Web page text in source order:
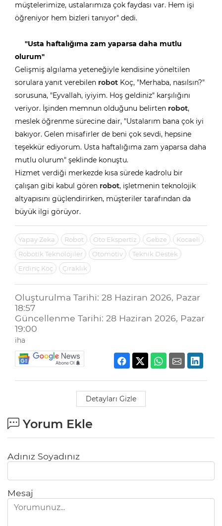
müştelerimize, ustalarımıza çok faydası var. Hem işi
öğreniyor hem bizleri tanıyor" dedi.
"Usta haftalığıma zam yaparsa daha mutlu
olurum"
Gelişmiş algılama yeteneğiyle kendisine yöneltilen
sorulara yanıt verebilen robot Koç, "Merhaba, nasılsın?"
sorusuna, "Eyvallah, iyiyim. Hoş geldiniz" karşılığını
veriyor. İşinden memnun olduğunu belirten robot,
meslek öğrenme sürecine dair, "Ustalarım bana çok iyi
bakıyor. Gelen misafirler de beni çok sevdi, hepsine
teşekkür ediyorum. Usta haftalığıma zam yaparsa daha
mutlu olurum" şeklinde konuştu.
Hizmet verdiği merkezde kısa sürede kadrolu bir
çalışan gibi kabul gören robot, işletmenin teknolojik
altyapısını güçlendirirken, müşteriler tarafından da
büyük ilgi görüyor.
Yapay Zeka Robot Oto Ekspertiz Gebze
Kocaeli
Robotik Teknolojiler
Otomotiv
Teknik Destek
Erdinç Koç
Çıraklık
Oluşturulma Tarihi: 28 Haziran 2026, Pazar
18:57
Güncellenme Tarihi: 28 Haziran 2026, Pazar
19:00
iha
Detayları Gizle
Yorum Ekle
Adınız Soyadınız
Mesaj